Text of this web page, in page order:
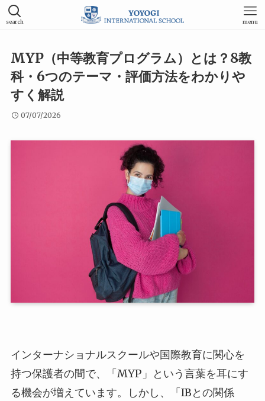
search menu
MYP（中等教育プログラム）とは？8教
科・6つのテーマ・評価方法をわかりや
すく解説
07/07/2026
インターナショナルスクールや国際教育に関心を
持つ保護者の間で、「MYP」という言葉を耳にす
る機会が増えています。しかし、「IBとの関係